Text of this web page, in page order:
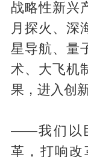
战略性新兴
月探火、深
星导航、量
术、大飞机
果，进入创
——我们以
革，打响改